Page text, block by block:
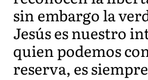
sin embargo la
Jesús es nuestro
quien podemos
reserva, es